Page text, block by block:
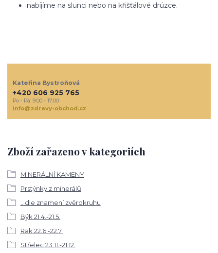
nabíjíme na slunci nebo na křišťálové drúzce.
Zboží zařazeno v kategoriích
MINERÁLNÍ KAMENY
Prstýnky z minerálů
...dle znamení zvěrokruhu
Býk 21.4.-21.5.
Rak 22.6.-22.7.
Střelec 23.11.-21.12.
Kateřina Bystroňová
+420 606 925 765
Po - Pá: 9:00 - 17:00
info@zdravy-obchod.cz